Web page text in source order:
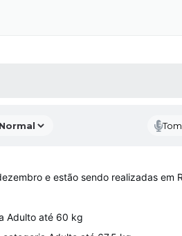
e estão sendo realizadas
Adulto até 60 kg